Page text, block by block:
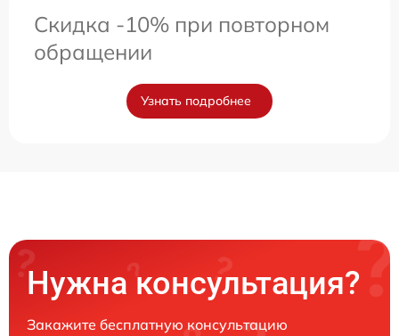
Скидка -10% при повторном
обращении
Узнать подробнее
Нужна консультация?
Закажите бесплатную консультацию